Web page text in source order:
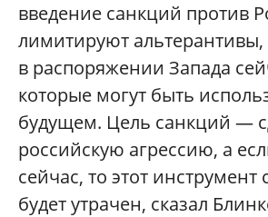
введение санкций против
лимитируют альтерантивы,
в распоряжении Запада
которые могут быть
будущем. Цель санкций —
российскую агрессию, а
сейчас, то этот
будет утрачен, сказал